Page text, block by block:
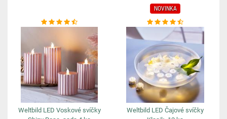
Weltbild LED Voskové svíčky
NOVINKA
Weltbild LED Čajové svíčky